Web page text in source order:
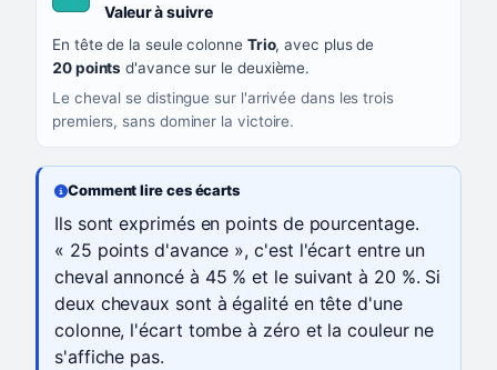
Valeur à suivre, couleur turquoise
En tête de la seule colonne Trio, avec plus de
20 points d'avance sur le deuxième.
Le cheval se distingue sur l'arrivée dans les trois
premiers, sans dominer la victoire.
Comment lire ces écarts
Ils sont exprimés en points de pourcentage.
« 25 points d'avance », c'est l'écart entre un
cheval annoncé à 45 % et le suivant à 20 %. Si
deux chevaux sont à égalité en tête d'une
colonne, l'écart tombe à zéro et la couleur ne
s'affiche pas.